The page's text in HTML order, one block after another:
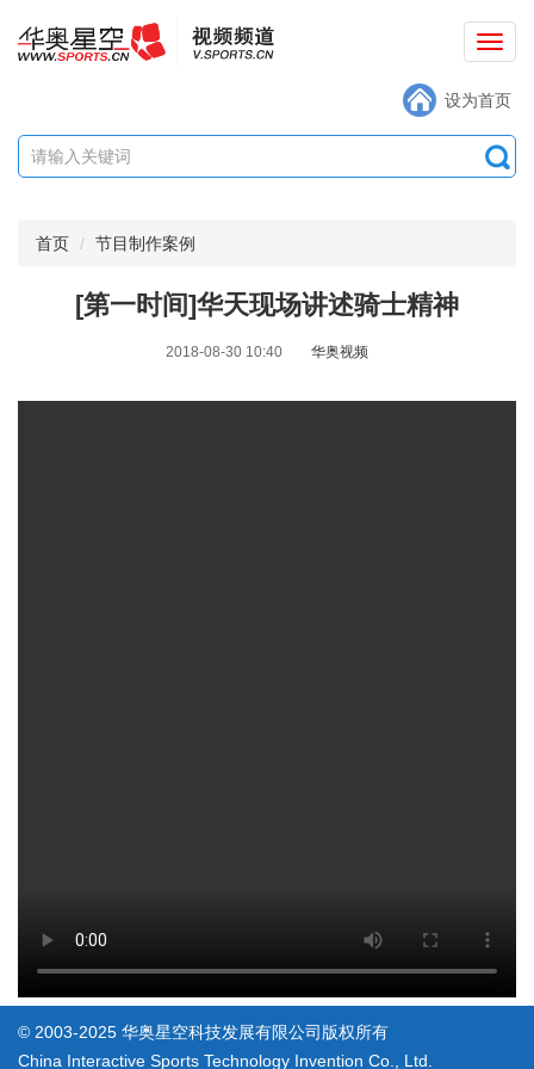
设为首页
切
导
航
首页 节目制作案例
[第一时间]华天现场讲述骑士精神
2018-08-30 10:40 华奥视频
© 2003-2025 华奥星空科技发展有限公司版权所有
China Interactive Sports Technology Invention Co., Ltd.